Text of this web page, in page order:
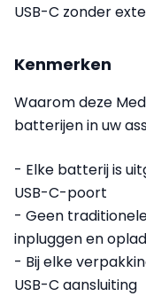
USB-C zonder
Kenmerken
Waarom deze
batterijen in uw
- Elke batterij is
USB-C-poort
- Geen
inpluggen en
- Bij elke
USB-C aansluiting